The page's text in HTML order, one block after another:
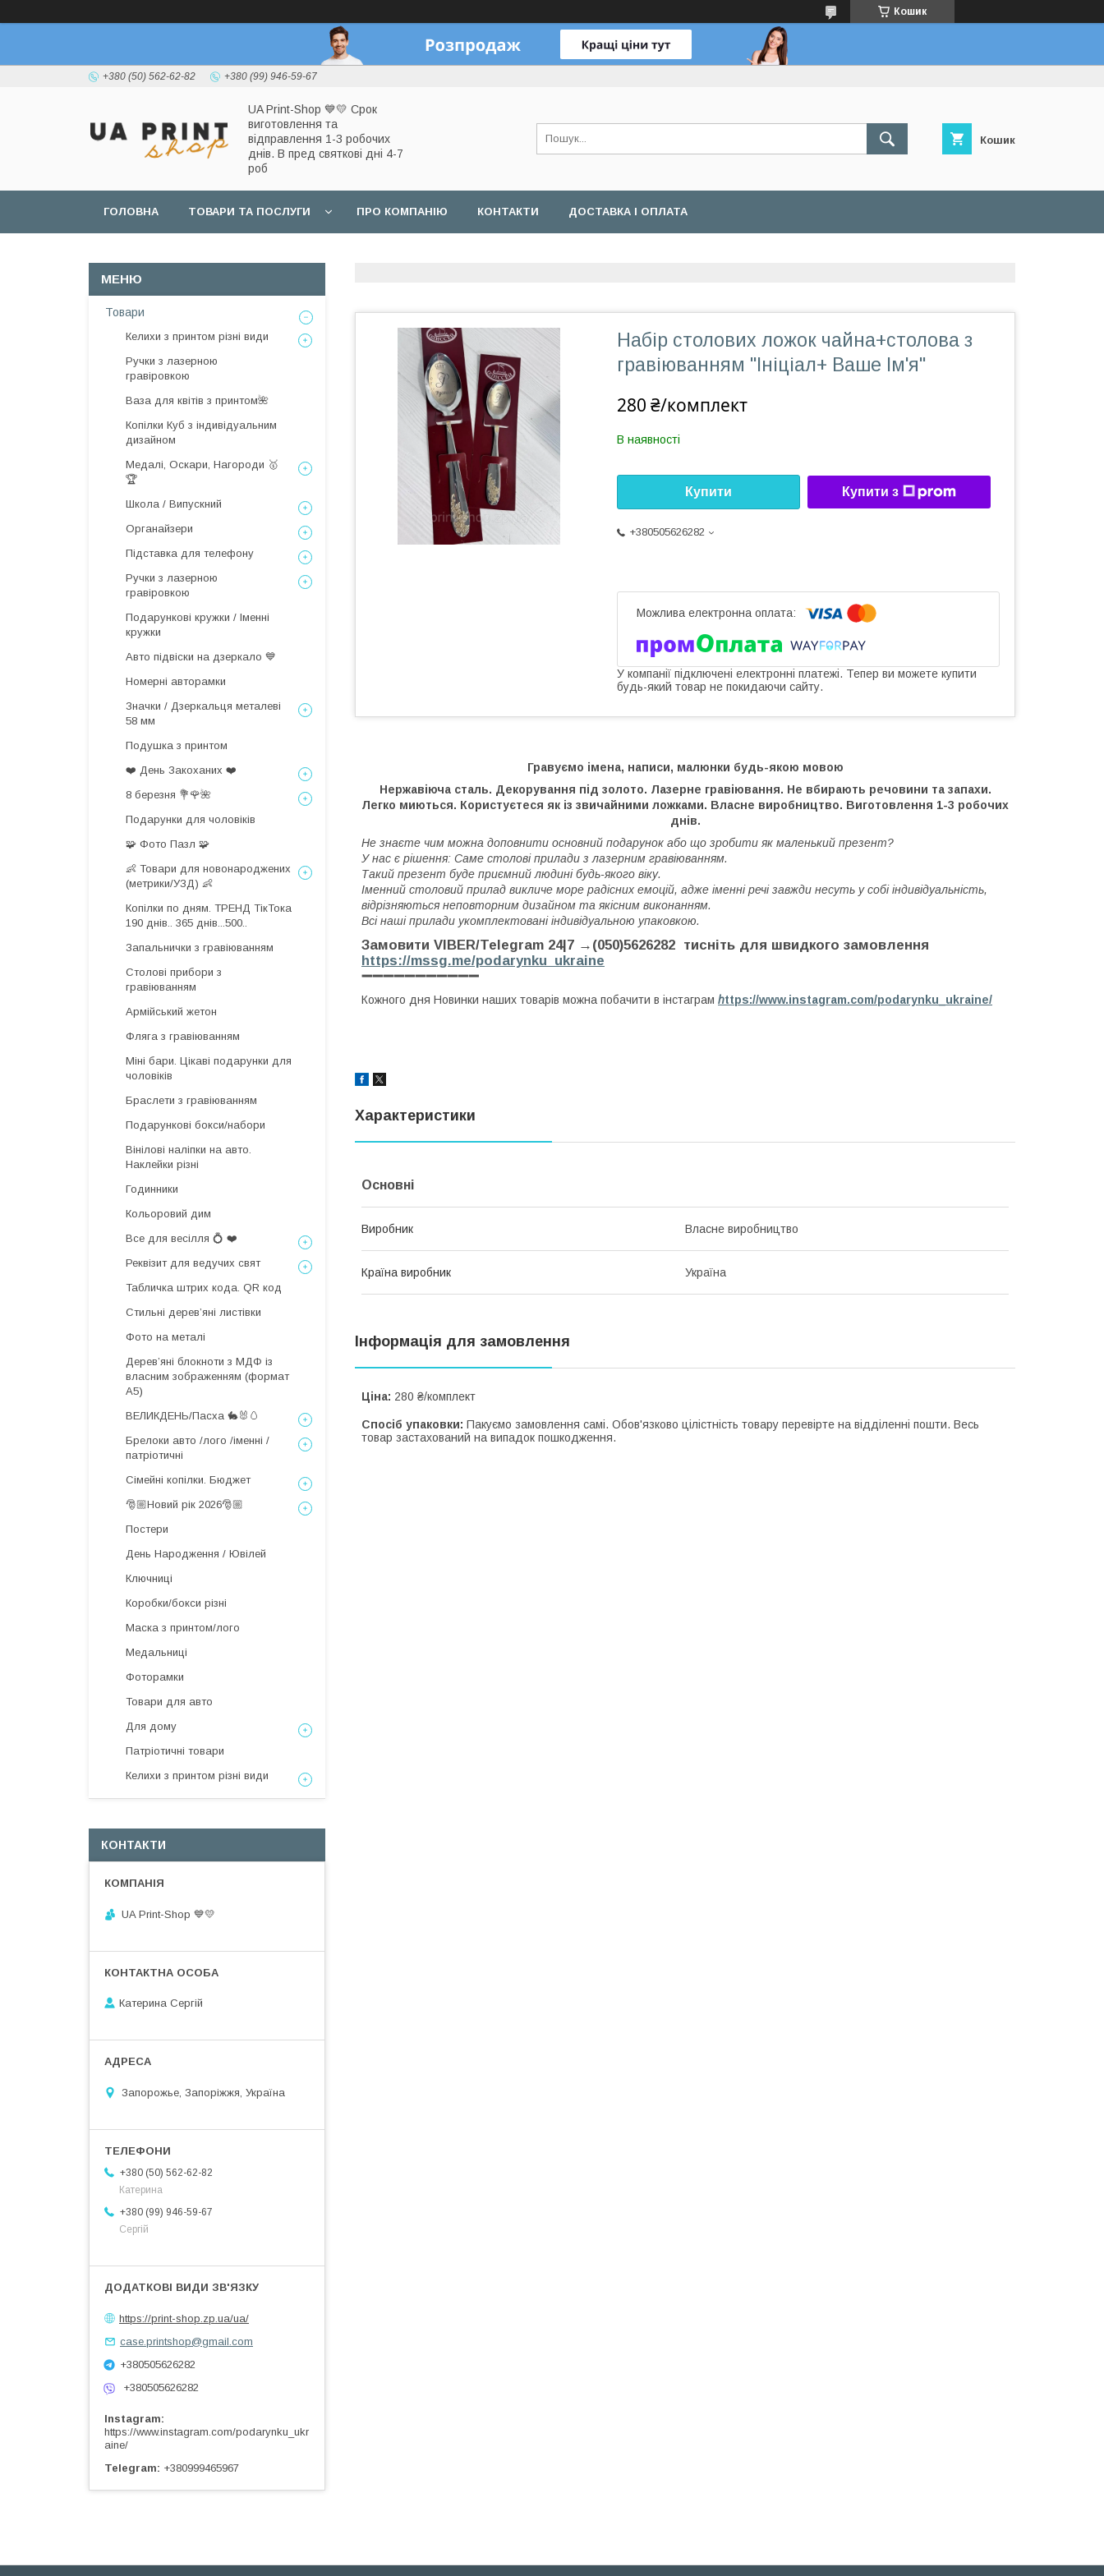
Кошик
+380 (50) 562-62-82 +380 (99) 946-59-67
UA Print-Shop ​💙💛 Срок
виготовлення та
відправлення 1-3 робочих
днів. В пред святкові дні 4-7
роб
Кошик
ГОЛОВНА ТОВАРИ ТА ПОСЛУГИ ПРО КОМПАНІЮ КОНТАКТИ ДОСТАВКА І ОПЛАТА
Набір столових ложок чайна+столова з
гравіюванням "Ініціал+ Ваше Ім'я"
280 ₴/комплект
В наявності
Купити Купити з
+380505626282
У компанії підключені електронні платежі. Тепер ви можете купити
будь-який товар не покидаючи сайту.
Гравуємо імена, написи, малюнки будь-якою мовою
Нержавіюча сталь. Декорування під золото. Лазерне гравіювання. Не вбирають речовини та запахи.
Легко миються. Користуєтеся як із звичайними ложками. Власне виробництво. Виготовлення 1-3 робочих
днів.
Не знаєте чим можна доповнити основний подарунок або що зробити як маленький презент?
У нас є рішення: Саме столові прилади з лазерним гравіюванням.
Такий презент буде приємний людині будь-якого віку.
Іменний столовий прилад викличе море радісних емоцій, адже іменні речі завжди несуть у собі індивідуальність,
відрізняються неповторним дизайном та якісним виконанням.
Всі наші прилади укомплектовані індивідуальною упаковкою.
Замовити VIBER/Telegram 24|7 →(050)5626282 тисніть для швидкого замовлення
https://mssg.me/podarynku_ukraine
➖➖➖➖➖➖➖➖➖➖➖
Кожного дня Новинки наших товарів можна побачити в інстаграм https://www.instagram.com/podarynku_ukraine/
Характеристики
Основні
Виробник Власне виробництво
Країна виробник Україна
Інформація для замовлення
Ціна: 280 ₴/комплект
Спосіб упаковки: Пакуємо замовлення самі. Обов'язково цілістність товару перевірте на відділенні пошти. Весь
товар застахований на випадок пошкодження.
Товари
Келихи з принтом різні види
Ручки з лазерною
гравіровкою
Ваза для квітів з принтом🌺
Копілки Куб з індивідуальним
дизайном
Медалі, Оскари, Нагороди 🥇
🏆
Школа / Випускний
Органайзери
Підставка для телефону
Ручки з лазерною
гравіровкою
Подарункові кружки / Іменні
кружки
Авто підвіски на дзеркало 💙
Номерні авторамки
Значки / Дзеркальця металеві
58 мм
Подушка з принтом
❤️ День Закоханих ❤️
8 березня 💐🌹🌺
Подарунки для чоловіків
🧩 Фото Пазл 🧩
👶 Товари для новонароджених
(метрики/УЗД) 👶
Копілки по дням. ТРЕНД ТікТока
190 днів.. 365 днів...500..
Запальнички з гравіюванням
Столові прибори з
гравіюванням
Армійський жетон
Фляга з гравіюванням
Міні бари. Цікаві подарунки для
чоловіків
Браслети з гравіюванням
Подарункові бокси/набори
Вінілові наліпки на авто.
Наклейки різні
Годинники
Кольоровий дим
Все для весілля 💍 ❤️
Реквізит для ведучих свят
Табличка штрих кода. QR код
Стильні деревʼяні листівки
Фото на металі
Дерев’яні блокноти з МДФ із
власним зображенням (формат
А5)
ВЕЛИКДЕНЬ/Пасха 🐇🐰🥚
Брелоки авто /лого /іменні /
патріотичні
Сімейні копілки. Бюджет
🎅🏼Новий рік 2026🎅🏼
Постери
День Народження / Ювілей
Ключниці
Коробки/бокси різні
Маска з принтом/лого
Медальниці
Фоторамки
Товари для авто
Для дому
Патріотичні товари
Келихи з принтом різні види
КОНТАКТИ
UA Print-Shop ​💙💛
Катерина Сергій
Запорожье, Запоріжжя, Україна
+380 (50) 562-62-82
Катерина
+380 (99) 946-59-67
Сергій
https://print-shop.zp.ua/ua/
case.printshop@gmail.com
+380505626282
+380505626282
Instagram
https://www.instagram.com/podarynku_ukr
aine/
Telegram
+380999465967